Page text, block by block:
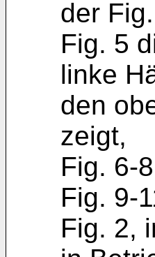
der
Fig. 5
linke
den
zeigt,
Fig. 6-
Fig. 9-
Fig. 2,